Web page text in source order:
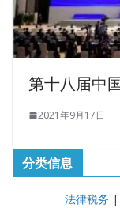
第十八届中
2021年9月17日
分类信息
法律税务 |